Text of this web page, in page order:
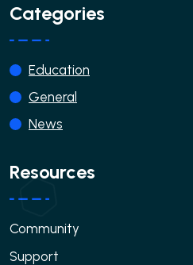
Categories
Education
General
News
Resources
Community
Support